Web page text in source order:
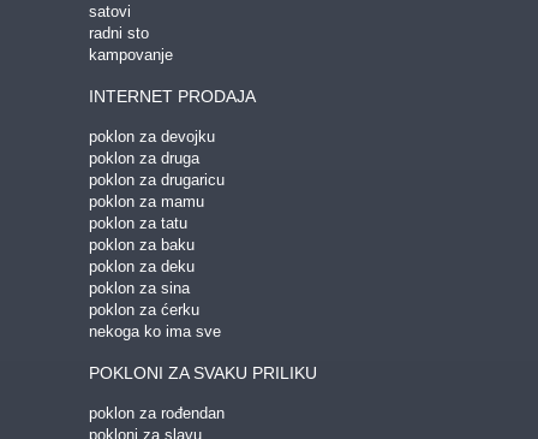
satovi
radni sto
kampovanje
INTERNET PRODAJA
poklon za devojku
poklon za druga
poklon za drugaricu
poklon za mamu
poklon za tatu
poklon za baku
poklon za deku
poklon za sina
poklon za ćerku
nekoga ko ima sve
POKLONI ZA SVAKU PRILIKU
poklon za rođendan
pokloni za slavu